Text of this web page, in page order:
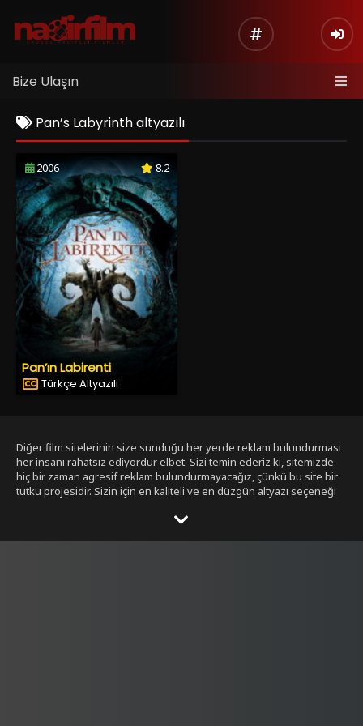
Bize Ulaşın
Pan’s Labyrinth altyazılı
2006 8.2
Pan’ın Labirenti
Türkçe Altyazılı
Diğer film sitelerinin size sunduğu her yerde reklam bulundurması
her insanı rahatsız ediyordur elbet. Sizi temin ederiz ki, sitemizde
hiç bir zaman agresif reklam bulundurmayacağız, çünkü bu site bir
tutku projesidir. Sizin için en kaliteli ve en düzgün altyazı seçeneği